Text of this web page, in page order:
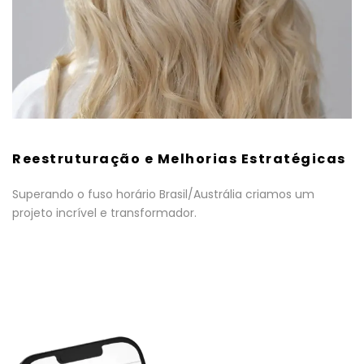
Reestruturação e Melhorias Estratégicas
Superando o fuso horário Brasil/Austrália criamos um
projeto incrível e transformador.